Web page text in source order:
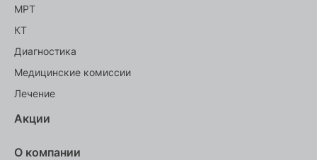
МРТ
КТ
Диагностика
Медицинские комиссии
Лечение
Акции
О компании